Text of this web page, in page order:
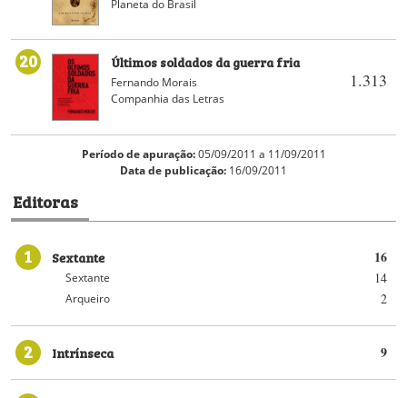
Planeta do Brasil
20
1.313
Últimos soldados da guerra fria
Fernando Morais
Companhia das Letras
Período de apuração:05/09/2011 a 11/09/2011
Data de publicação: 16/09/2011
Editoras
1 16
Sextante
14
Sextante
2
Arqueiro
2 9
Intrínseca